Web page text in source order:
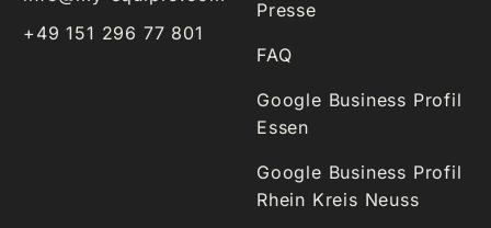
+49 151 296 77 801
Presse
FAQ
Google Business Profil
Essen
Google Business Profil
Rhein Kreis Neuss